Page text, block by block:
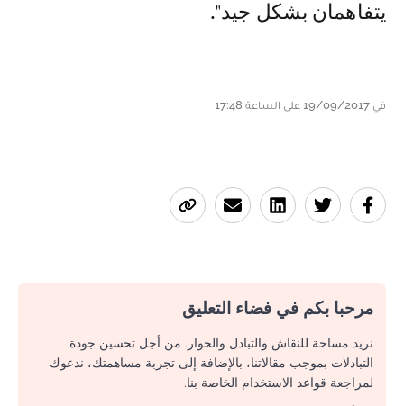
يتفاهمان بشكل جيد".
في 19/09/2017 على الساعة 17:48
مرحبا بكم في فضاء التعليق
نريد مساحة للنقاش والتبادل والحوار. من أجل تحسين جودة
التبادلات بموجب مقالاتنا، بالإضافة إلى تجربة مساهمتك، ندعوك
لمراجعة قواعد الاستخدام الخاصة بنا.